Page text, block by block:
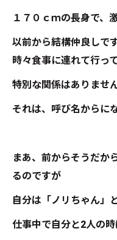
１７０ｃｍの長身で、
以前から結構仲良しで
時々食事に連れて行っ
特別な関係はありませ
それは、呼び名からに
まあ、前からそうだか
るのですが
自分は「ノリちゃん」
仕事中で自分と2人の